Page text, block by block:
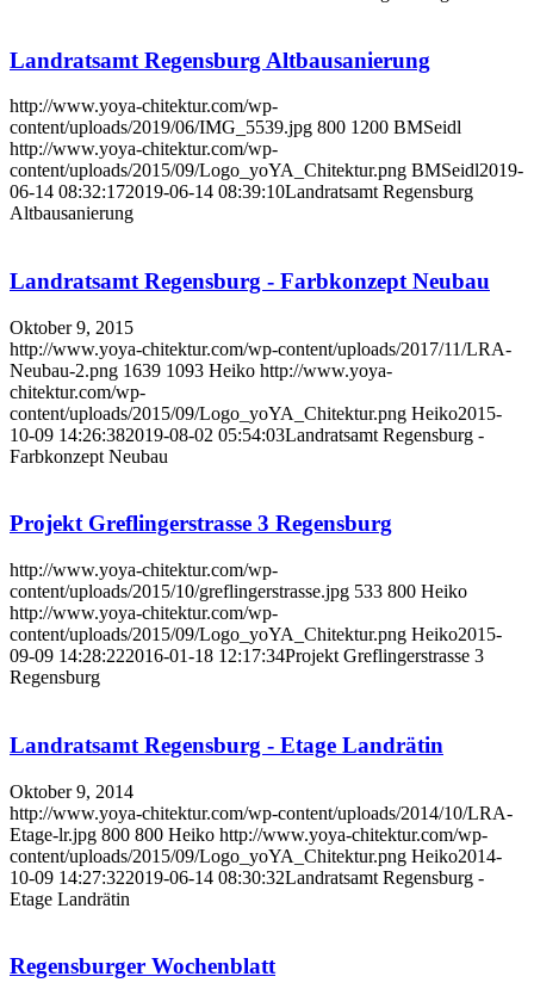
Landratsamt Regensburg Altbausanierung
http://www.yoya-chitektur.com/wp-
content/uploads/2019/06/IMG_5539.jpg 800 1200 BMSeidl
http://www.yoya-chitektur.com/wp-
content/uploads/2015/09/Logo_yoYA_Chitektur.png BMSeidl2019-
06-14 08:32:172019-06-14 08:39:10Landratsamt Regensburg
Altbausanierung
Landratsamt Regensburg - Farbkonzept Neubau
Oktober 9, 2015
http://www.yoya-chitektur.com/wp-content/uploads/2017/11/LRA-
Neubau-2.png 1639 1093 Heiko http://www.yoya-
chitektur.com/wp-
content/uploads/2015/09/Logo_yoYA_Chitektur.png Heiko2015-
10-09 14:26:382019-08-02 05:54:03Landratsamt Regensburg -
Farbkonzept Neubau
Projekt Greflingerstrasse 3 Regensburg
http://www.yoya-chitektur.com/wp-
content/uploads/2015/10/greflingerstrasse.jpg 533 800 Heiko
http://www.yoya-chitektur.com/wp-
content/uploads/2015/09/Logo_yoYA_Chitektur.png Heiko2015-
09-09 14:28:222016-01-18 12:17:34Projekt Greflingerstrasse 3
Regensburg
Landratsamt Regensburg - Etage Landrätin
Oktober 9, 2014
http://www.yoya-chitektur.com/wp-content/uploads/2014/10/LRA-
Etage-lr.jpg 800 800 Heiko http://www.yoya-chitektur.com/wp-
content/uploads/2015/09/Logo_yoYA_Chitektur.png Heiko2014-
10-09 14:27:322019-06-14 08:30:32Landratsamt Regensburg -
Etage Landrätin
Regensburger Wochenblatt